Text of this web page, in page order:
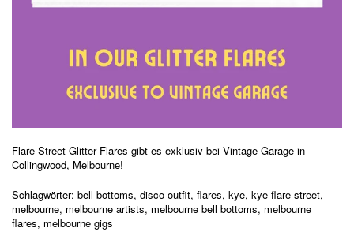
Flare Street Glitter Flares gibt es exklusiv bei Vintage Garage in
Collingwood, Melbourne!
Schlagwörter: bell bottoms, disco outfit, flares, kye, kye flare street,
melbourne, melbourne artists, melbourne bell bottoms, melbourne
flares, melbourne gigs